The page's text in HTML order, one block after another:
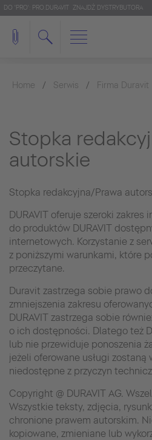
DO 'PRO': PRO.DURAVIT ZNAJDŹ DYSTRYBUTORA
Home Serwis Firma Duravit
Stopka
autorskie
Stopka redakcyjna/Prawa
DURAVIT oferuje szeroki
do produktów DURAVIT
internetowych. Korzystanie z
z poniższymi warunkami, które
przeczytane.
Duravit zastrzega sobie prawo
zmniejszenia zakresu
DURAVIT zastrzega sobie
o ich dostępności. Dlatego też
lub nie przewiduje ponoszenia
jeżeli oferowane usługi zostaną
niedostępne z przyczyn
Copyright @ DURAVIT AG.
Wszystkie teksty, zdjęcia,
chronione prawem autorskim.
kopiowane, zmieniane lub